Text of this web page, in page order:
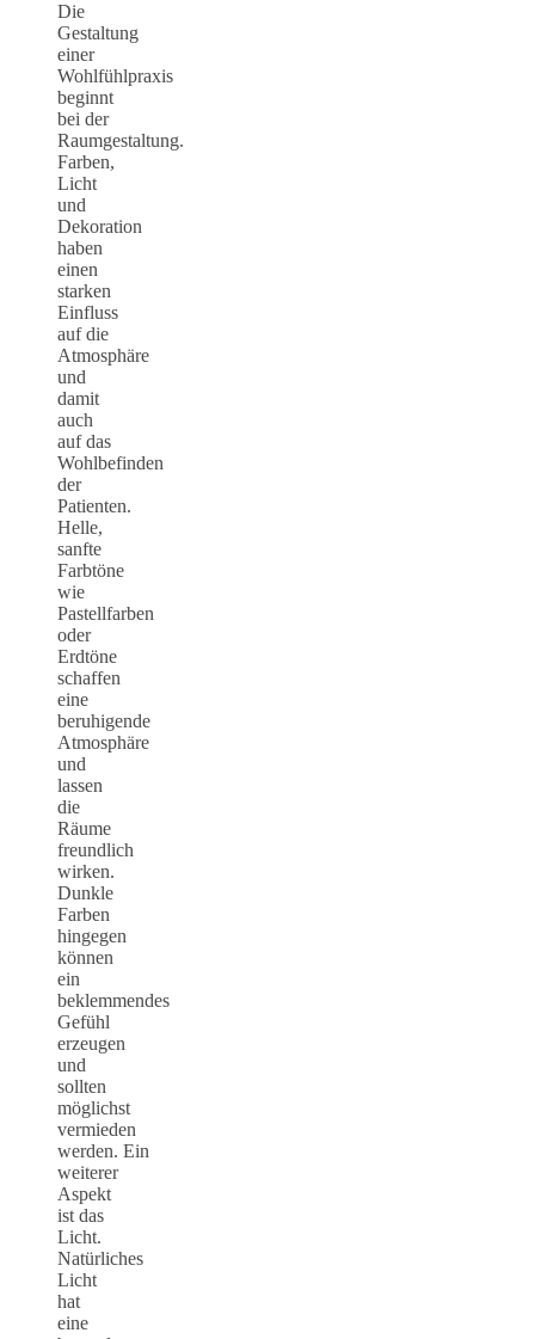
Die
Gestaltung
einer
Wohlfühlpraxis
beginnt
bei der
Raumgestaltung.
Farben,
Licht
und
Dekoration
haben
einen
starken
Einfluss
auf die
Atmosphäre
und
damit
auch
auf das
Wohlbefinden
der
Patienten.
Helle,
sanfte
Farbtöne
wie
Pastellfarben
oder
Erdtöne
schaffen
eine
beruhigende
Atmosphäre
und
lassen
die
Räume
freundlich
wirken.
Dunkle
Farben
hingegen
können
ein
beklemmendes
Gefühl
erzeugen
und
sollten
möglichst
vermieden
werden. Ein
weiterer
Aspekt
ist das
Licht.
Natürliches
Licht
hat
eine